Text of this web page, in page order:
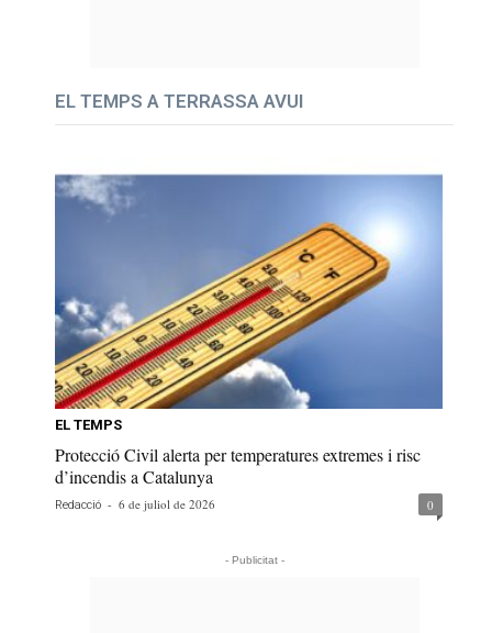
EL TEMPS A TERRASSA AVUI
EL TEMPS
Protecció Civil alerta per temperatures extremes i risc
d’incendis a Catalunya
Redacció - 6 de juliol de 2026 0
- Publicitat -